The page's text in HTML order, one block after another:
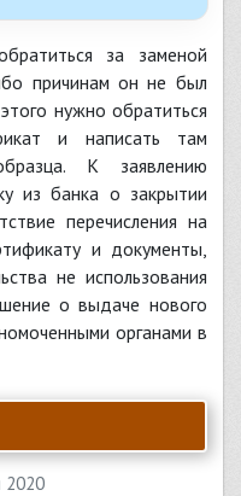
за заменой
причинам он не был
нужно обратиться
и написать там
К заявлению
из банка о закрытии
перечисления на
и документы,
не использования
о выдаче нового
органами в
2020